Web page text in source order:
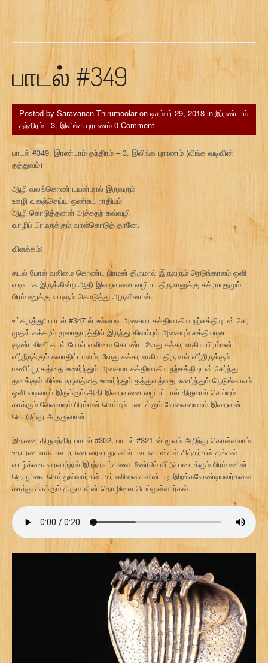
பாடல் #349
Posted by Saravanan Thirumoolaron டிசம்பர் 29, 2018 in இரண்டாம்
தந்திரம் - 3. இலிங்க புராணம் 0 Comment
பாடல் #349: இரண்டாம் தந்திரம் – 3. இலிங்க புராணம் (லிங்க வடிவின்
தத்துவம்)
ஆழி வலங்கொண் டயன்மால் இருவரும்
ஊழி வலஞ்செய்ய ஒண்சுட ராதியும்
ஆழி கொடுத்தனன் அச்சுதற் கவ்வழி
வாழிப் பிரமருக்கும் வாள்கொடுத் தானே.
விளக்கம்:
கடல் போல் வலிமை கொண்ட பிரமன் திருமால் இருவரும் நெடுங்காலம் ஒளி
வடிவாக இருக்கின்ற ஆதி இறைவனை வழிபட திருமாலுக்கு சக்ராயுதமும்
பிரம்மனுக்கு வாளும் கொடுத்து அருளினான்.
உட்கருத்து: பாடல் #347 ல் உள்ளபடி அசையா சக்தியாகிய நற்சக்தியுடன் சேர
முதல் சக்கரம் மூலாதாரத்தில் இருந்து கிளம்பும் அசையும் சக்தியான
குண்டலினி கடல் போல் வலிமை கொண்ட 2வது சக்கரமாகிய பிரம்மன்
வீற்றீருக்கும் சுவாதிட்டானம், 3வது சக்கரமாகிய திருமால் வீற்றிருக்கும்
மணிப்பூரகத்தை உணர்ந்தும் அசையா சக்தியாகிய நற்சக்தியுடன் சேர்ந்து
தனக்குள் லிங்க உருவத்தை உணர்ந்தும் தத்துவத்தை உணர்ந்தும் நெடுங்காலம்
ஒளி வடிவாய் இருக்கும் ஆதி இறைவனை வழிபட்டால் திருமால் செய்யும்
காக்கும் வேலையும் பிரம்மன் செய்யும் படைக்கும் வேலையையும் இறைவன்
கொடுத்து அருளுவான்.
இதனை திருமந்திர பாடல் #302, பாடல் #321 ன் மூலம் அறிந்து கொள்ளலாம்.
உதாரணமாக பல புராண வரலாறுகளில் பல மகான்கள் சித்தர்கள் தங்கள்
வாழ்க்கை வரலாற்றில் இறந்தவர்களை மீண்டும் மீட்டு படைக்கும் பிரம்மனின்
தொழிலை செய்துள்ளார்கள். கர்மவினைகளின் படி இறக்கவேண்டியவர்களை
காத்து காக்கும் திருமாலின் தொழிலை செய்துள்ளார்கள்.